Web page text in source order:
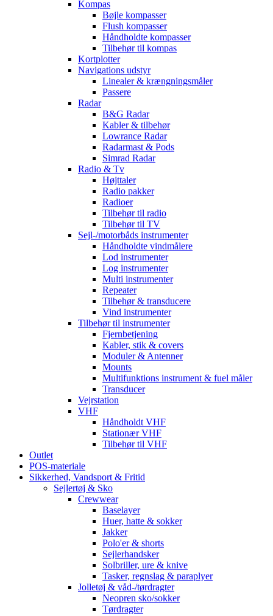
Kompas
Bøjle kompasser
Flush kompasser
Håndholdte kompasser
Tilbehør til kompas
Kortplotter
Navigations udstyr
Linealer & krængningsmåler
Passere
Radar
B&G Radar
Kabler & tilbehør
Lowrance Radar
Radarmast & Pods
Simrad Radar
Radio & Tv
Højttaler
Radio pakker
Radioer
Tilbehør til radio
Tilbehør til TV
Sejl-/motorbåds instrumenter
Håndholdte vindmålere
Lod instrumenter
Log instrumenter
Multi instrumenter
Repeater
Tilbehør & transducere
Vind instrumenter
Tilbehør til instrumenter
Fjernbetjening
Kabler, stik & covers
Moduler & Antenner
Mounts
Multifunktions instrument & fuel måler
Transducer
Vejrstation
VHF
Håndholdt VHF
Stationær VHF
Tilbehør til VHF
Outlet
POS-materiale
Sikkerhed, Vandsport & Fritid
Sejlertøj & Sko
Crewwear
Baselayer
Huer, hatte & sokker
Jakker
Polo'er & shorts
Sejlerhandsker
Solbriller, ure & knive
Tasker, regnslag & paraplyer
Jolletøj & våd-/tørdragter
Neopren sko/sokker
Tørdragter